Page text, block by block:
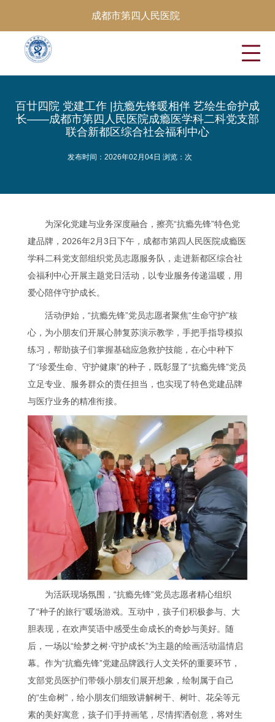
成都市第四人民医院
百廿四院 党建工作 |抗瘾先锋暖相伴 艺绘生命护成
长——成都市第四人民医院成瘾医学科二科党支部
联合新都区综合社会福利中心
发布时间：2026年02月04日 浏览： 次
为深化党建与业务深度融合，擦亮“抗瘾先锋”特色党
建品牌，2026年2月3日下午，成都市第四人民医院成瘾医
学科二科党支部组织党员志愿服务队，走进新都区综合社
会福利中心开展主题党日活动，以专业服务传递温暖，用
爱心陪伴守护成长。
活动伊始，“抗瘾先锋”党员志愿者聚焦“生命守护”核
心，为小朋友们开展心肺复苏演示教学，手把手指导模拟
练习，帮助孩子们掌握基础应急救护技能，在心中种下
了“珍爱生命、守护健康”的种子，既彰显了“抗瘾先锋”党员
立足专业、服务群众的责任担当，也实现了特色党建品牌
与医疗业务的精准衔接。
为活跃现场氛围，“抗瘾先锋”党员志愿者精心组织
了“种子的旅行”暖场游戏。互动中，孩子们积极参与、大
胆表现，在欢声笑语中感受生命成长的奇妙与美好。随
后，一场以“绘梦之树·守护成长”为主题的绘画活动温情启
幕。作为“抗瘾先锋”党建品牌践行人文关怀的重要环节，
支部党员医护们带领小朋友们展开想象，绘制属于自己
的“生命树”，给小朋友们细致讲解树干、树叶、花朵等元
素的美好寓意，孩子们手持画笔，尽情挥洒创意，将对生